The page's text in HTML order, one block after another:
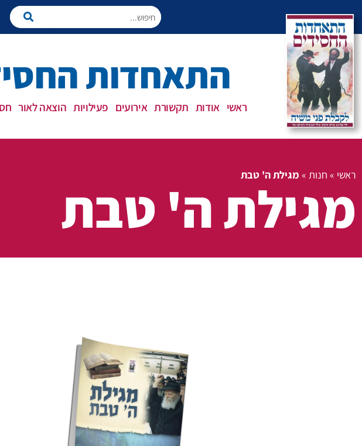
התאחדות
ראשי אודות תקשורת אירועים פעילויות הוצאה לאור
ראשי » חנות » מגילת ה' טבת
מגילת ה' טבת